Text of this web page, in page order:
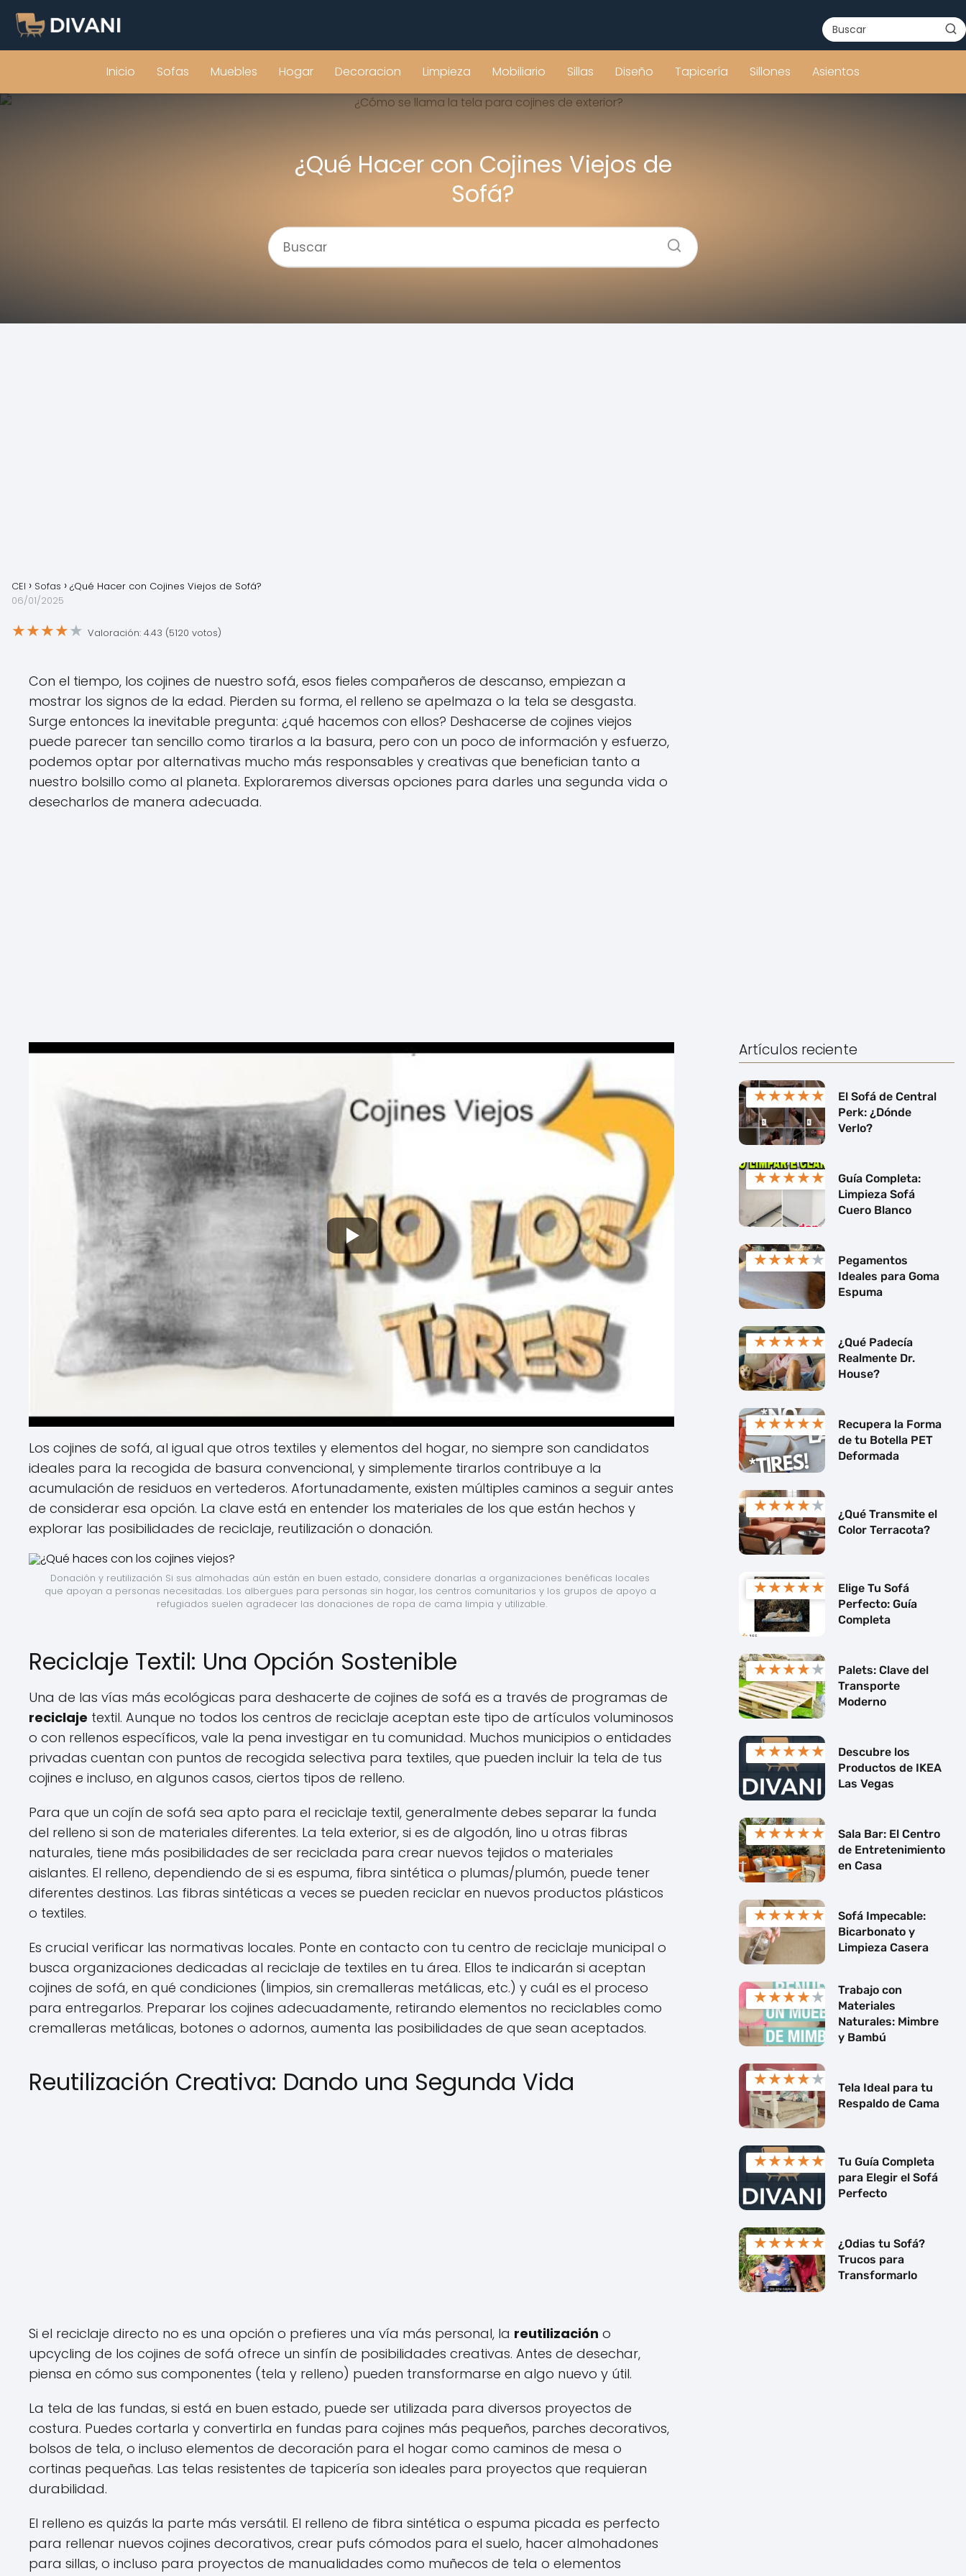
Inicio Sofas Muebles Hogar Decoracion Limpieza Mobiliario Sillas Diseño Tapicería Sillones Asientos
¿Qué Hacer con Cojines Viejos de
Sofá?
CEI Sofas
¿Qué Hacer con Cojines Viejos de Sofá?
06/01/2025
★★★★★ Valoración: 4.43 (5120 votos)
Con el tiempo, los cojines de nuestro sofá, esos fieles compañeros de descanso, empiezan a
mostrar los signos de la edad. Pierden su forma, el relleno se apelmaza o la tela se desgasta.
Surge entonces la inevitable pregunta: ¿qué hacemos con ellos? Deshacerse de cojines viejos
puede parecer tan sencillo como tirarlos a la basura, pero con un poco de información y esfuerzo,
podemos optar por alternativas mucho más responsables y creativas que benefician tanto a
nuestro bolsillo como al planeta. Exploraremos diversas opciones para darles una segunda vida o
desecharlos de manera adecuada.
Los cojines de sofá, al igual que otros textiles y elementos del hogar, no siempre son candidatos
ideales para la recogida de basura convencional, y simplemente tirarlos contribuye a la
acumulación de residuos en vertederos. Afortunadamente, existen múltiples caminos a seguir antes
de considerar esa opción. La clave está en entender los materiales de los que están hechos y
explorar las posibilidades de reciclaje, reutilización o donación.
Donación y reutilización Si sus almohadas aún están en buen estado, considere donarlas a organizaciones benéficas locales
que apoyan a personas necesitadas. Los albergues para personas sin hogar, los centros comunitarios y los grupos de apoyo a
refugiados suelen agradecer las donaciones de ropa de cama limpia y utilizable.
Reciclaje Textil: Una Opción Sostenible
Una de las vías más ecológicas para deshacerte de cojines de sofá es a través de programas de
reciclaje textil. Aunque no todos los centros de reciclaje aceptan este tipo de artículos voluminosos
o con rellenos específicos, vale la pena investigar en tu comunidad. Muchos municipios o entidades
privadas cuentan con puntos de recogida selectiva para textiles, que pueden incluir la tela de tus
cojines e incluso, en algunos casos, ciertos tipos de relleno.
Para que un cojín de sofá sea apto para el reciclaje textil, generalmente debes separar la funda
del relleno si son de materiales diferentes. La tela exterior, si es de algodón, lino u otras fibras
naturales, tiene más posibilidades de ser reciclada para crear nuevos tejidos o materiales
aislantes. El relleno, dependiendo de si es espuma, fibra sintética o plumas/plumón, puede tener
diferentes destinos. Las fibras sintéticas a veces se pueden reciclar en nuevos productos plásticos
o textiles.
Es crucial verificar las normativas locales. Ponte en contacto con tu centro de reciclaje municipal o
busca organizaciones dedicadas al reciclaje de textiles en tu área. Ellos te indicarán si aceptan
cojines de sofá, en qué condiciones (limpios, sin cremalleras metálicas, etc.) y cuál es el proceso
para entregarlos. Preparar los cojines adecuadamente, retirando elementos no reciclables como
cremalleras metálicas, botones o adornos, aumenta las posibilidades de que sean aceptados.
Reutilización Creativa: Dando una Segunda Vida
Si el reciclaje directo no es una opción o prefieres una vía más personal, la reutilización o
upcycling de los cojines de sofá ofrece un sinfín de posibilidades creativas. Antes de desechar,
piensa en cómo sus componentes (tela y relleno) pueden transformarse en algo nuevo y útil.
La tela de las fundas, si está en buen estado, puede ser utilizada para diversos proyectos de
costura. Puedes cortarla y convertirla en fundas para cojines más pequeños, parches decorativos,
bolsos de tela, o incluso elementos de decoración para el hogar como caminos de mesa o
cortinas pequeñas. Las telas resistentes de tapicería son ideales para proyectos que requieran
durabilidad.
El relleno es quizás la parte más versátil. El relleno de fibra sintética o espuma picada es perfecto
para rellenar nuevos cojines decorativos, crear pufs cómodos para el suelo, hacer almohadones
para sillas, o incluso para proyectos de manualidades como muñecos de tela o elementos
Artículos reciente
★★★★★
El Sofá de Central
Perk: ¿Dónde
Verlo?
★★★★★
Guía Completa:
Limpieza Sofá
Cuero Blanco
★★★★★
Pegamentos
Ideales para Goma
Espuma
★★★★★
¿Qué Padecía
Realmente Dr.
House?
★★★★★
Recupera la Forma
de tu Botella PET
Deformada
★★★★★
¿Qué Transmite el
Color Terracota?
★★★★★
Elige Tu Sofá
Perfecto: Guía
Completa
★★★★★
Palets: Clave del
Transporte
Moderno
★★★★★
Descubre los
Productos de IKEA
Las Vegas
★★★★★
Sala Bar: El Centro
de Entretenimiento
en Casa
★★★★★
Sofá Impecable:
Bicarbonato y
Limpieza Casera
★★★★★
Trabajo con
Materiales
Naturales: Mimbre
y Bambú
★★★★★
Tela Ideal para tu
Respaldo de Cama
★★★★★
Tu Guía Completa
para Elegir el Sofá
Perfecto
★★★★★
¿Odias tu Sofá?
Trucos para
Transformarlo